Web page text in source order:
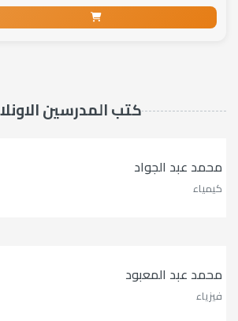
كتب المدرسين
محمد عبد الجواد
كيمياء
محمد عبد المعبود
فيزياء